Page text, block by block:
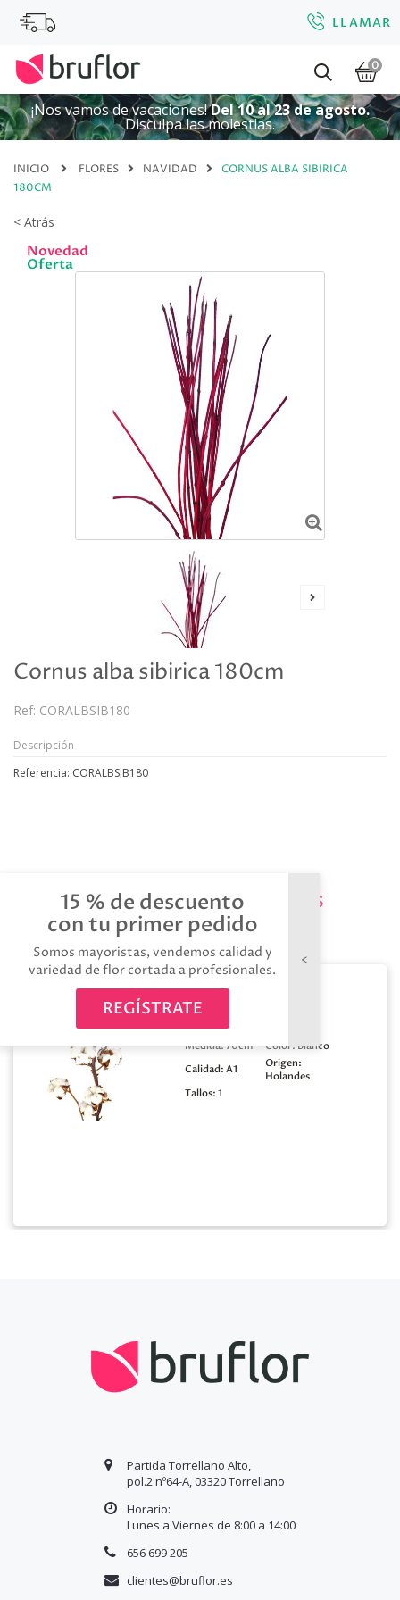
15 % de descuento
con tu primer pedido
Somos mayoristas, vendemos calidad y
variedad de flor cortada a profesionales.
REGÍSTRATE
LLAMAR
0
¡Nos vamos de vacaciones!Del 10 al 23 de agosto.
Disculpa las molestias.
INICIO FLORES NAVIDAD
CORNUS ALBA SIBIRICA
180CM
< Atrás
Novedad
Oferta
Cornus alba sibirica 180cm
Ref: CORALBSIB180
Descripción
Referencia: CORALBSIB180
Productos relacionados
Algodon 8 bolas
Medida: 70cm Color: Blanco
Calidad:A1
Origen:
Holandes
Tallos:1
Partida Torrellano Alto,
pol.2 nº64-A, 03320 Torrellano
Horario:
Lunes a Viernes de 8:00 a 14:00
656 699 205
clientes@bruflor.es